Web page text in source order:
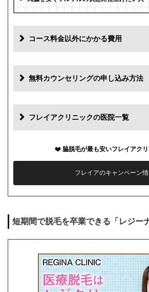
コース料金以外にかかる費用
初診料 0円
再診料
0円
キャンセル料 1回
無料カウンセリングの申し込み方法
フレイアクリニックの医院一覧
脇脱毛が最も安いフレイアク
フレイアのキャンペーン
短期間で脱毛を卒業できる「レジー